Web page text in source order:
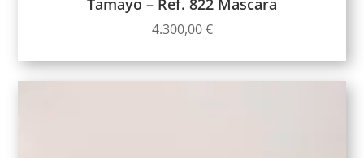
Tamayo – Ref. 822 Mascara
4.300,00€